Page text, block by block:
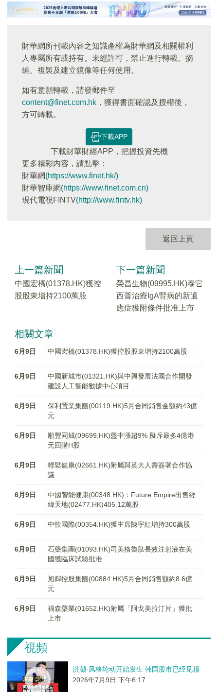
財華網所刊載內容之知識產權為財華網及相關權利
人專屬所有或持有。未經許可，禁止進行轉載、摘
編、複製及建立鏡像等任何使用。
如有意願轉載，請發郵件至
content@finet.com.hk ，獲得書面確認及授權後，
方可轉載。
下載APP
下載財華財經APP，把握投資先機
更多精彩内容，請點擊：
財華網(https://www.finet.hk/)
財華智庫網(https://www.finet.com.cn)
現代電視FINTV(http://www.fintv.hk)
返回上頁
上一篇新聞
中國宏橋(01378.HK)獲控
股股東增持2100萬股
下一篇新聞
榮昌生物(09995.HK)泰它
西普治療IgA腎病的新適
應症獲附條件批准上市
相關文章
6月9日 中國宏橋(01378.HK)獲控股股東增持2100萬股
6月9日
中國新城市(01321.HK)與中興發展法國合作開發
建設人工智能數據中心項目
6月9日
保利置業集團(00119.HK)5月合同銷售金額約43億
元
6月9日
順豐同城(09699.HK)盤中漲超9% 擬斥最多4億港
元回購H股
6月9日
輕鬆健康(02661.HK)附屬與英大人壽簽署合作協
議
6月9日
中國智能健康(00348.HK)：Future Empire出售經
緯天地(02477.HK)405.12萬股
6月9日 中軟國際(00354.HK)獲主席陳宇紅增持300萬股
6月9日
石藥集團(01093.HK)司美格魯肽長效注射液在美
國獲臨床試驗批准
6月9日
旭輝控股集團(00884.HK)5月合同銷售額約8.6億
元
6月9日
福森藥業(01652.HK)附屬「阿戈美拉汀片」獲批
上市
視頻
洪灏-风格轮动开始发生 韩国股市已经见顶
2026年7月9日 下午6:17